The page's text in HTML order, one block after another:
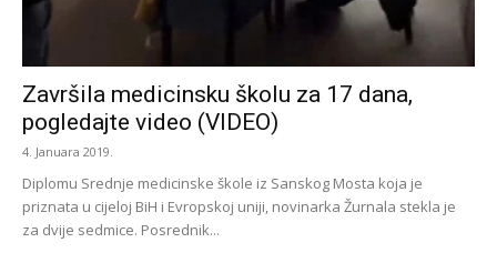
Završila medicinsku školu za 17 dana,
pogledajte video (VIDEO)
4. Januara 2019.
Diplomu Srednje medicinske škole iz Sanskog Mosta koja je
priznata u cijeloj BiH i Evropskoj uniji, novinarka Žurnala stekla je
za dvije sedmice. Posrednik...